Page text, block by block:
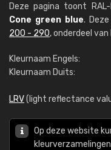
Deze pagina toont
Cone green blue.
200 - 290, onderdeel
Kleurnaam Engels:
Kleurnaam Duits:
LRV(light reflectance
Op deze website